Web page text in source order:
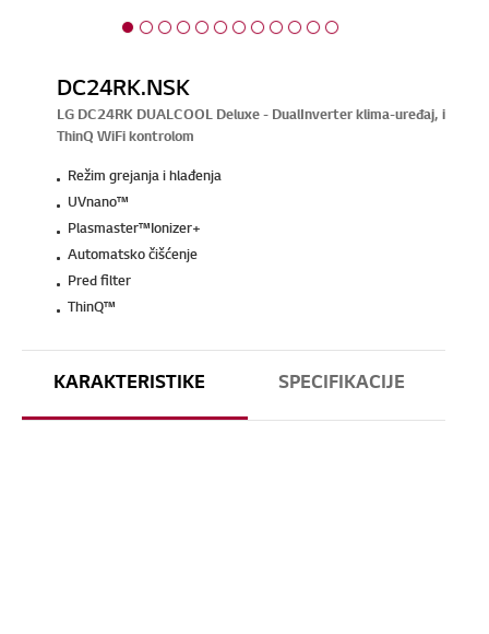
DC24RK.NSK
LG DC24RK DUALCOOL Deluxe - DualInverter klima-uređaj, i
ThinQ WiFi kontrolom
Režim grejanja i hlađenja
UVnano™
Plasmaster™Ionizer+
Automatsko čišćenje
Pred filter
ThinQ™
KARAKTERISTIKE SPECIFIKACIJE